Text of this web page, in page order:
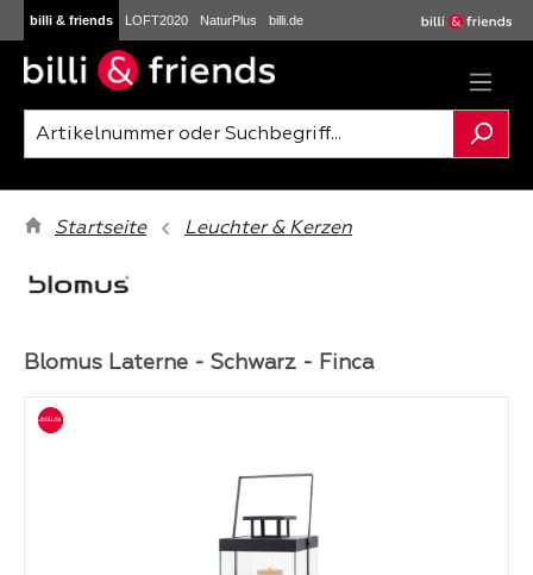
Zum Hauptinhalt springen
billi & friends LOFT2020 NaturPlus billi.de
Startseite Leuchter & Kerzen
Bildergalerie überspringen
Blomus Laterne - Schwarz - Finca